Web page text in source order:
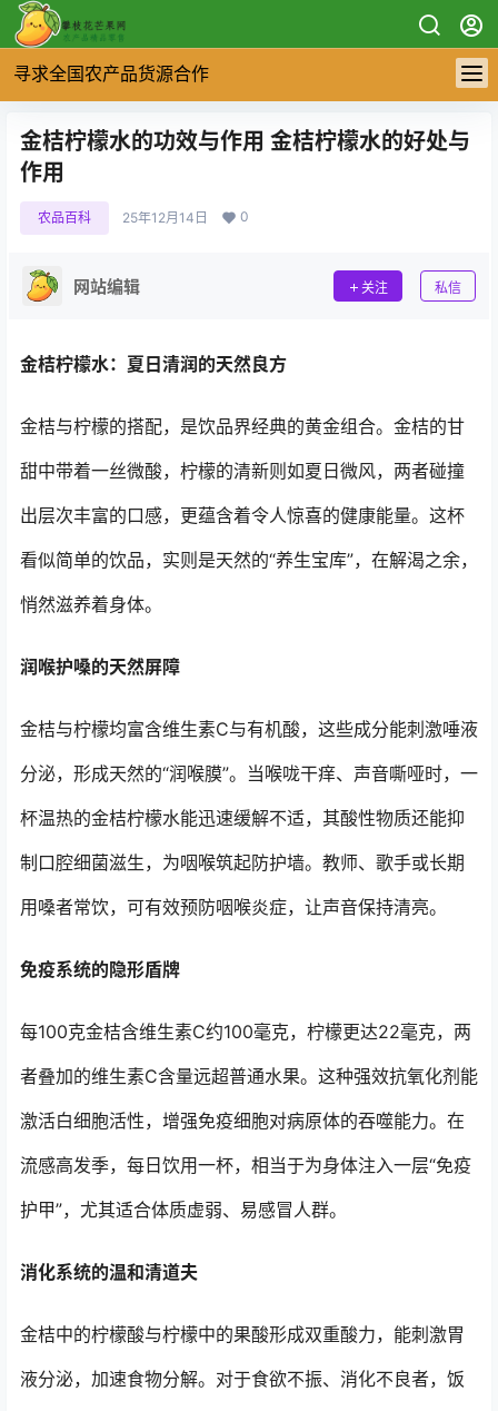
寻求全国农产品货源合作
金桔柠檬水的功效与作用 金桔柠檬水的好处与
作用
农品百科 25年12月14日 0
网站编辑 关注 私信
金桔柠檬水：夏日清润的天然良方
金桔与柠檬的搭配，是饮品界经典的黄金组合。金桔的甘
甜中带着一丝微酸，柠檬的清新则如夏日微风，两者碰撞
出层次丰富的口感，更蕴含着令人惊喜的健康能量。这杯
看似简单的饮品，实则是天然的“养生宝库”，在解渴之余，
悄然滋养着身体。
润喉护嗓的天然屏障
金桔与柠檬均富含维生素C与有机酸，这些成分能刺激唾液
分泌，形成天然的“润喉膜”。当喉咙干痒、声音嘶哑时，一
杯温热的金桔柠檬水能迅速缓解不适，其酸性物质还能抑
制口腔细菌滋生，为咽喉筑起防护墙。教师、歌手或长期
用嗓者常饮，可有效预防咽喉炎症，让声音保持清亮。
免疫系统的隐形盾牌
每100克金桔含维生素C约100毫克，柠檬更达22毫克，两
者叠加的维生素C含量远超普通水果。这种强效抗氧化剂能
激活白细胞活性，增强免疫细胞对病原体的吞噬能力。在
流感高发季，每日饮用一杯，相当于为身体注入一层“免疫
护甲”，尤其适合体质虚弱、易感冒人群。
消化系统的温和清道夫
金桔中的柠檬酸与柠檬中的果酸形成双重酸力，能刺激胃
液分泌，加速食物分解。对于食欲不振、消化不良者，饭